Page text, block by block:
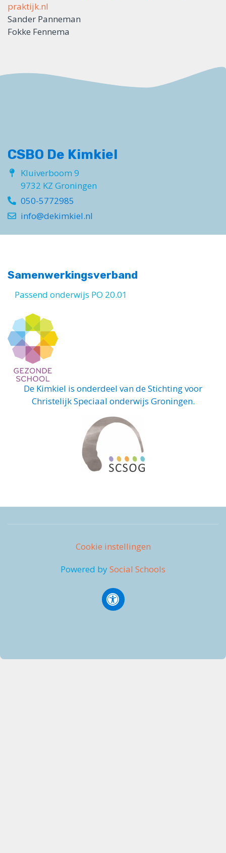
praktijk.nl
Sander Panneman
Fokke Fennema
CSBO De Kimkiel
Kluiverboom 9
9732 KZ Groningen
050-5772985
info@dekimkiel.nl
Samenwerkingsverband
Passend onderwijs PO 20.01
De Kimkiel is onderdeel van deStichting voor
Christelijk Speciaal onderwijs Groningen.
Cookie instellingen
Powered bySocial Schools